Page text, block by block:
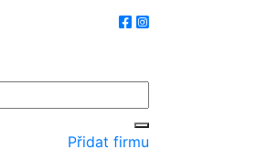
Přidat firmu